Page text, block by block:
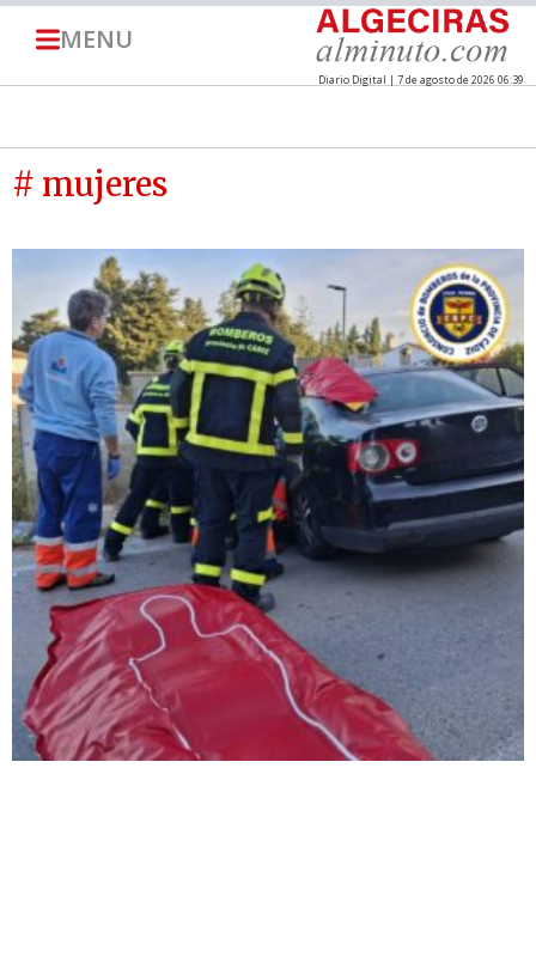
MENU
Diario Digital | 7 de agosto de 2026 06:39
# mujeres